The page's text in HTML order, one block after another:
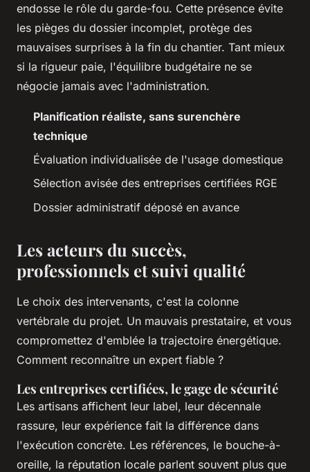
endosse le rôle du garde-fou. Cette présence évite
les pièges du dossier incomplet, protège des
mauvaises surprises à la fin du chantier. Tant mieux
si la rigueur paie, l'équilibre budgétaire ne se
négocie jamais avec l'administration.
Planification réaliste, sans surenchère
technique
Évaluation individualisée de l'usage domestique
Sélection avisée des entreprises certifiées RGE
Dossier administratif déposé en avance
Les acteurs du succès,
professionnels et suivi qualité
Le choix des intervenants, c'est la colonne
vertébrale du projet. Un mauvais prestataire, et vous
compromettez d'emblée la trajectoire énergétique.
Comment reconnaître un expert fiable ?
Les entreprises certifiées, le gage de sécurité
Les artisans affichent leur label, leur décennale
rassure, leur expérience fait la différence dans
l'exécution concrète. Les références, le bouche-à-
oreille, la réputation locale parlent souvent plus que